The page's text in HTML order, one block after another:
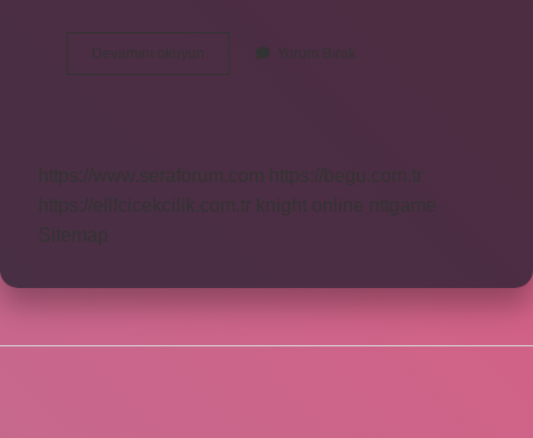
Devamını okuyun
30
Yorum Bırak
https://www.seraforum.com
https://begu.com.tr
https://elifcicekcilik.com.tr knight online
nttgame
Sitemap